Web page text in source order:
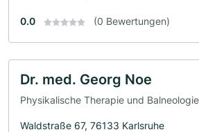
0.0 (0 Bewertungen)
Dr. med. Georg Noe
Physikalische Therapie und
Waldstraße 67, 76133 Karlsruhe